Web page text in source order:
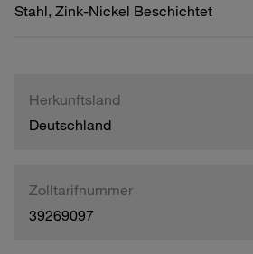
Stahl, Zink-Nickel Beschichtet
Herkunftsland
Deutschland
Zolltarifnummer
39269097